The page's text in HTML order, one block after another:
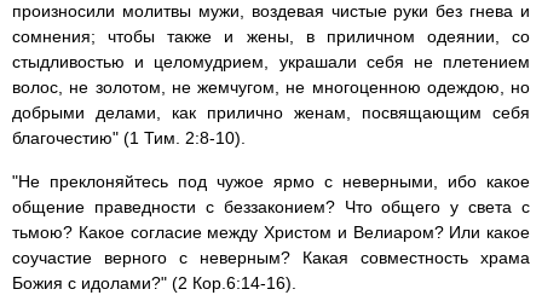
произносили молитвы мужи, воздевая чистые руки без гнева и
сомнения; чтобы также и жены, в приличном одеянии, со
стыдливостью и целомудрием, украшали себя не плетением
волос, не золотом, не жемчугом, не многоценною одеждою, но
добрыми делами, как прилично женам, посвящающим себя
благочестию" (1 Тим. 2:8-10).
"Не преклоняйтесь под чужое ярмо с неверными, ибо какое
общение праведности с беззаконием? Что общего у света с
тьмою? Какое согласие между Христом и Велиаром? Или какое
соучастие верного с неверным? Какая совместность храма
Божия с идолами?" (2 Кор.6:14-16).